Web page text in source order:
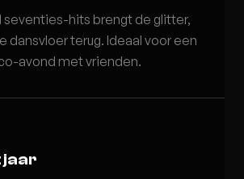
seventies-hits brengt de glitter,
dansvloer terug. Ideaal voor een
avond met vrienden.
jaar